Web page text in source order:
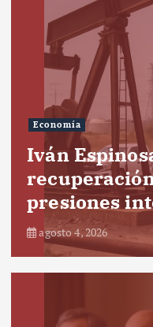
Economía
Iván
presiones
agosto 4, 2026